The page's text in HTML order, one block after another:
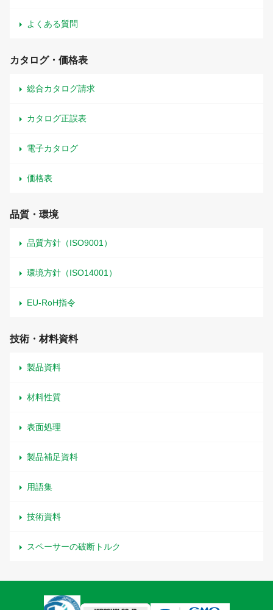
よくある質問
カタログ・価格表
総合カタログ請求
カタログ正誤表
電子カタログ
価格表
品質・環境
品質方針（ISO9001）
環境方針（ISO14001）
EU-RoH指令
技術・材料資料
製品資料
材料性質
表面処理
製品補足資料
用語集
技術資料
スペーサーの破断トルク